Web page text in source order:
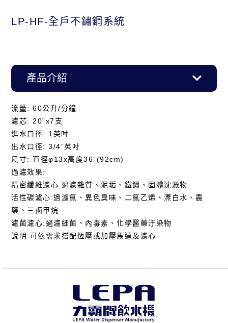
LP-HF-全戶不鏽鋼系統
產品介紹
流量: 60公升/分鐘
濾芯: 20”x7支
進水口徑: 1英吋
出水口徑: 3/4”英吋
尺寸: 直徑φ13x高度36”(92cm)
過濾效果:
精密纖維濾心:過濾雜質、泥垢、鐵鏽、固體沈澱物
活性碳濾心:過濾氯、異色臭味、二氯乙烯、漂白水、農
藥、三鹵甲烷
濾菌濾心:過濾細菌、內毒素、化學醫藥汙染物
說明:可依需求搭配恆壓或加壓馬達及濾心